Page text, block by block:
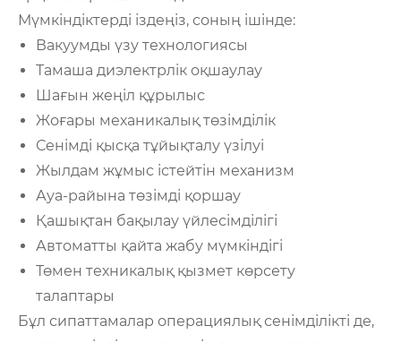
Мүмкіндіктерді іздеңіз, соның ішінде:
Вакуумды үзу технологиясы
Тамаша диэлектрлік оқшаулау
Шағын жеңіл құрылыс
Жоғары механикалық төзімділік
Сенімді қысқа тұйықталу үзілуі
Жылдам жұмыс істейтін механизм
Ауа-райына төзімді қоршау
Қашықтан бақылау үйлесімділігі
Автоматты қайта жабу мүмкіндігі
Төмен техникалық қызмет көрсету
талаптары
Бұл сипаттамалар операциялық сенімділікті де,